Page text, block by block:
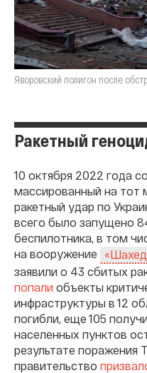
Яворовский полигон после
Ракетный
10 октября 2022 года
массированный на тот
ракетный удар по
всего было запущено
беспилотника, в том
на вооружение
заявили о 43 сбитых
попали объекты
инфраструктуры в 12
погибли, еще 105
населенных пунктов
результате поражения
правительство